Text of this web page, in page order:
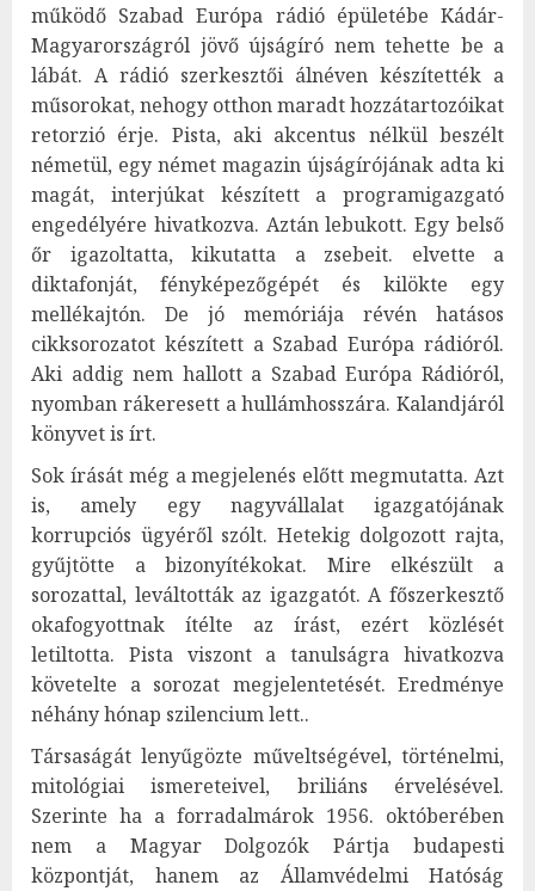
működő Szabad Európa rádió épületébe Kádár-
Magyarországról jövő újságíró nem tehette be a
lábát. A rádió szerkesztői álnéven készítették a
műsorokat, nehogy otthon maradt hozzátartozóikat
retorzió érje. Pista, aki akcentus nélkül beszélt
németül, egy német magazin újságírójának adta ki
magát, interjúkat készített a programigazgató
engedélyére hivatkozva. Aztán lebukott. Egy belső
őr igazoltatta, kikutatta a zsebeit. elvette a
diktafonját, fényképezőgépét és kilökte egy
mellékajtón. De jó memóriája révén hatásos
cikksorozatot készített a Szabad Európa rádióról.
Aki addig nem hallott a Szabad Európa Rádióról,
nyomban rákeresett a hullámhosszára. Kalandjáról
könyvet is írt.
Sok írását még a megjelenés előtt megmutatta. Azt
is, amely egy nagyvállalat igazgatójának
korrupciós ügyéről szólt. Hetekig dolgozott rajta,
gyűjtötte a bizonyítékokat. Mire elkészült a
sorozattal, leváltották az igazgatót. A főszerkesztő
okafogyottnak ítélte az írást, ezért közlését
letiltotta. Pista viszont a tanulságra hivatkozva
követelte a sorozat megjelentetését. Eredménye
néhány hónap szilencium lett..
Társaságát lenyűgözte műveltségével, történelmi,
mitológiai ismereteivel, briliáns érvelésével.
Szerinte ha a forradalmárok 1956. októberében
nem a Magyar Dolgozók Pártja budapesti
központját, hanem az Államvédelmi Hatóság